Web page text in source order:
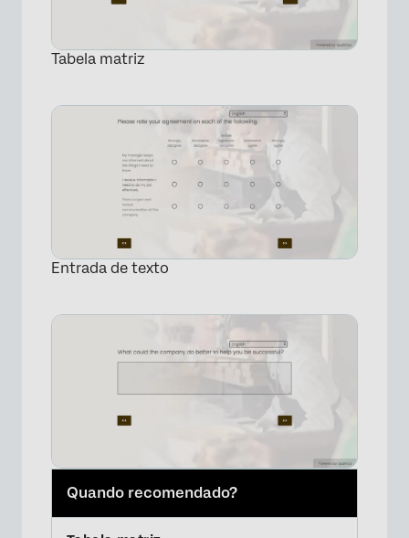
×
Tabela matriz
Entrada de texto
Quando recomendado?